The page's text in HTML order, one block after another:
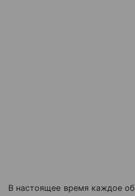
В настоящее время каждое